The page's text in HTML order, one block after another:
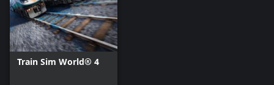
Train Sim World® 4